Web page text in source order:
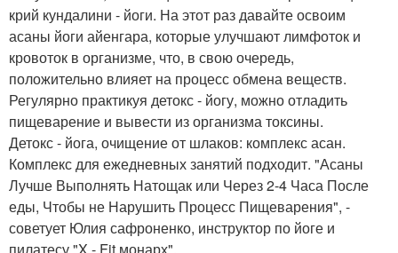
крий кундалини - йоги. На этот раз давайте освоим
асаны йоги айенгара, которые улучшают лимфоток и
кровоток в организме, что, в свою очередь,
положительно влияет на процесс обмена веществ.
Регулярно практикуя детокс - йогу, можно отладить
пищеварение и вывести из организма токсины.
Детокс - йога, очищение от шлаков: комплекс асан.
Комплекс для ежедневных занятий подходит. "Асаны
Лучше Выполнять Натощак или Через 2-4 Часа После
еды, Чтобы не Нарушить Процесс Пищеварения", -
советует Юлия сафроненко, инструктор по йоге и